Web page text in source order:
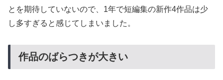
とを期待していないので、1年で短編集の新作4作品は少
し多すぎると感じてしまいました。
作品のばらつきが大きい